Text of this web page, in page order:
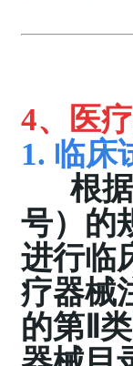
4、 医
1. 临床
根据
号）的
进行临
疗器械
的第Ⅱ